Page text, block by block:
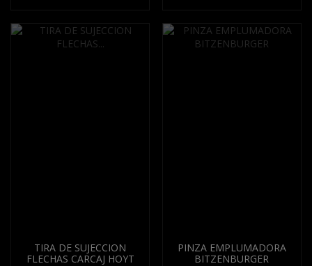
TIRA DE SUJECCION
FLECHAS CARCAJ HOYT
PINZA EMPLUMADORA
BITZENBURGER